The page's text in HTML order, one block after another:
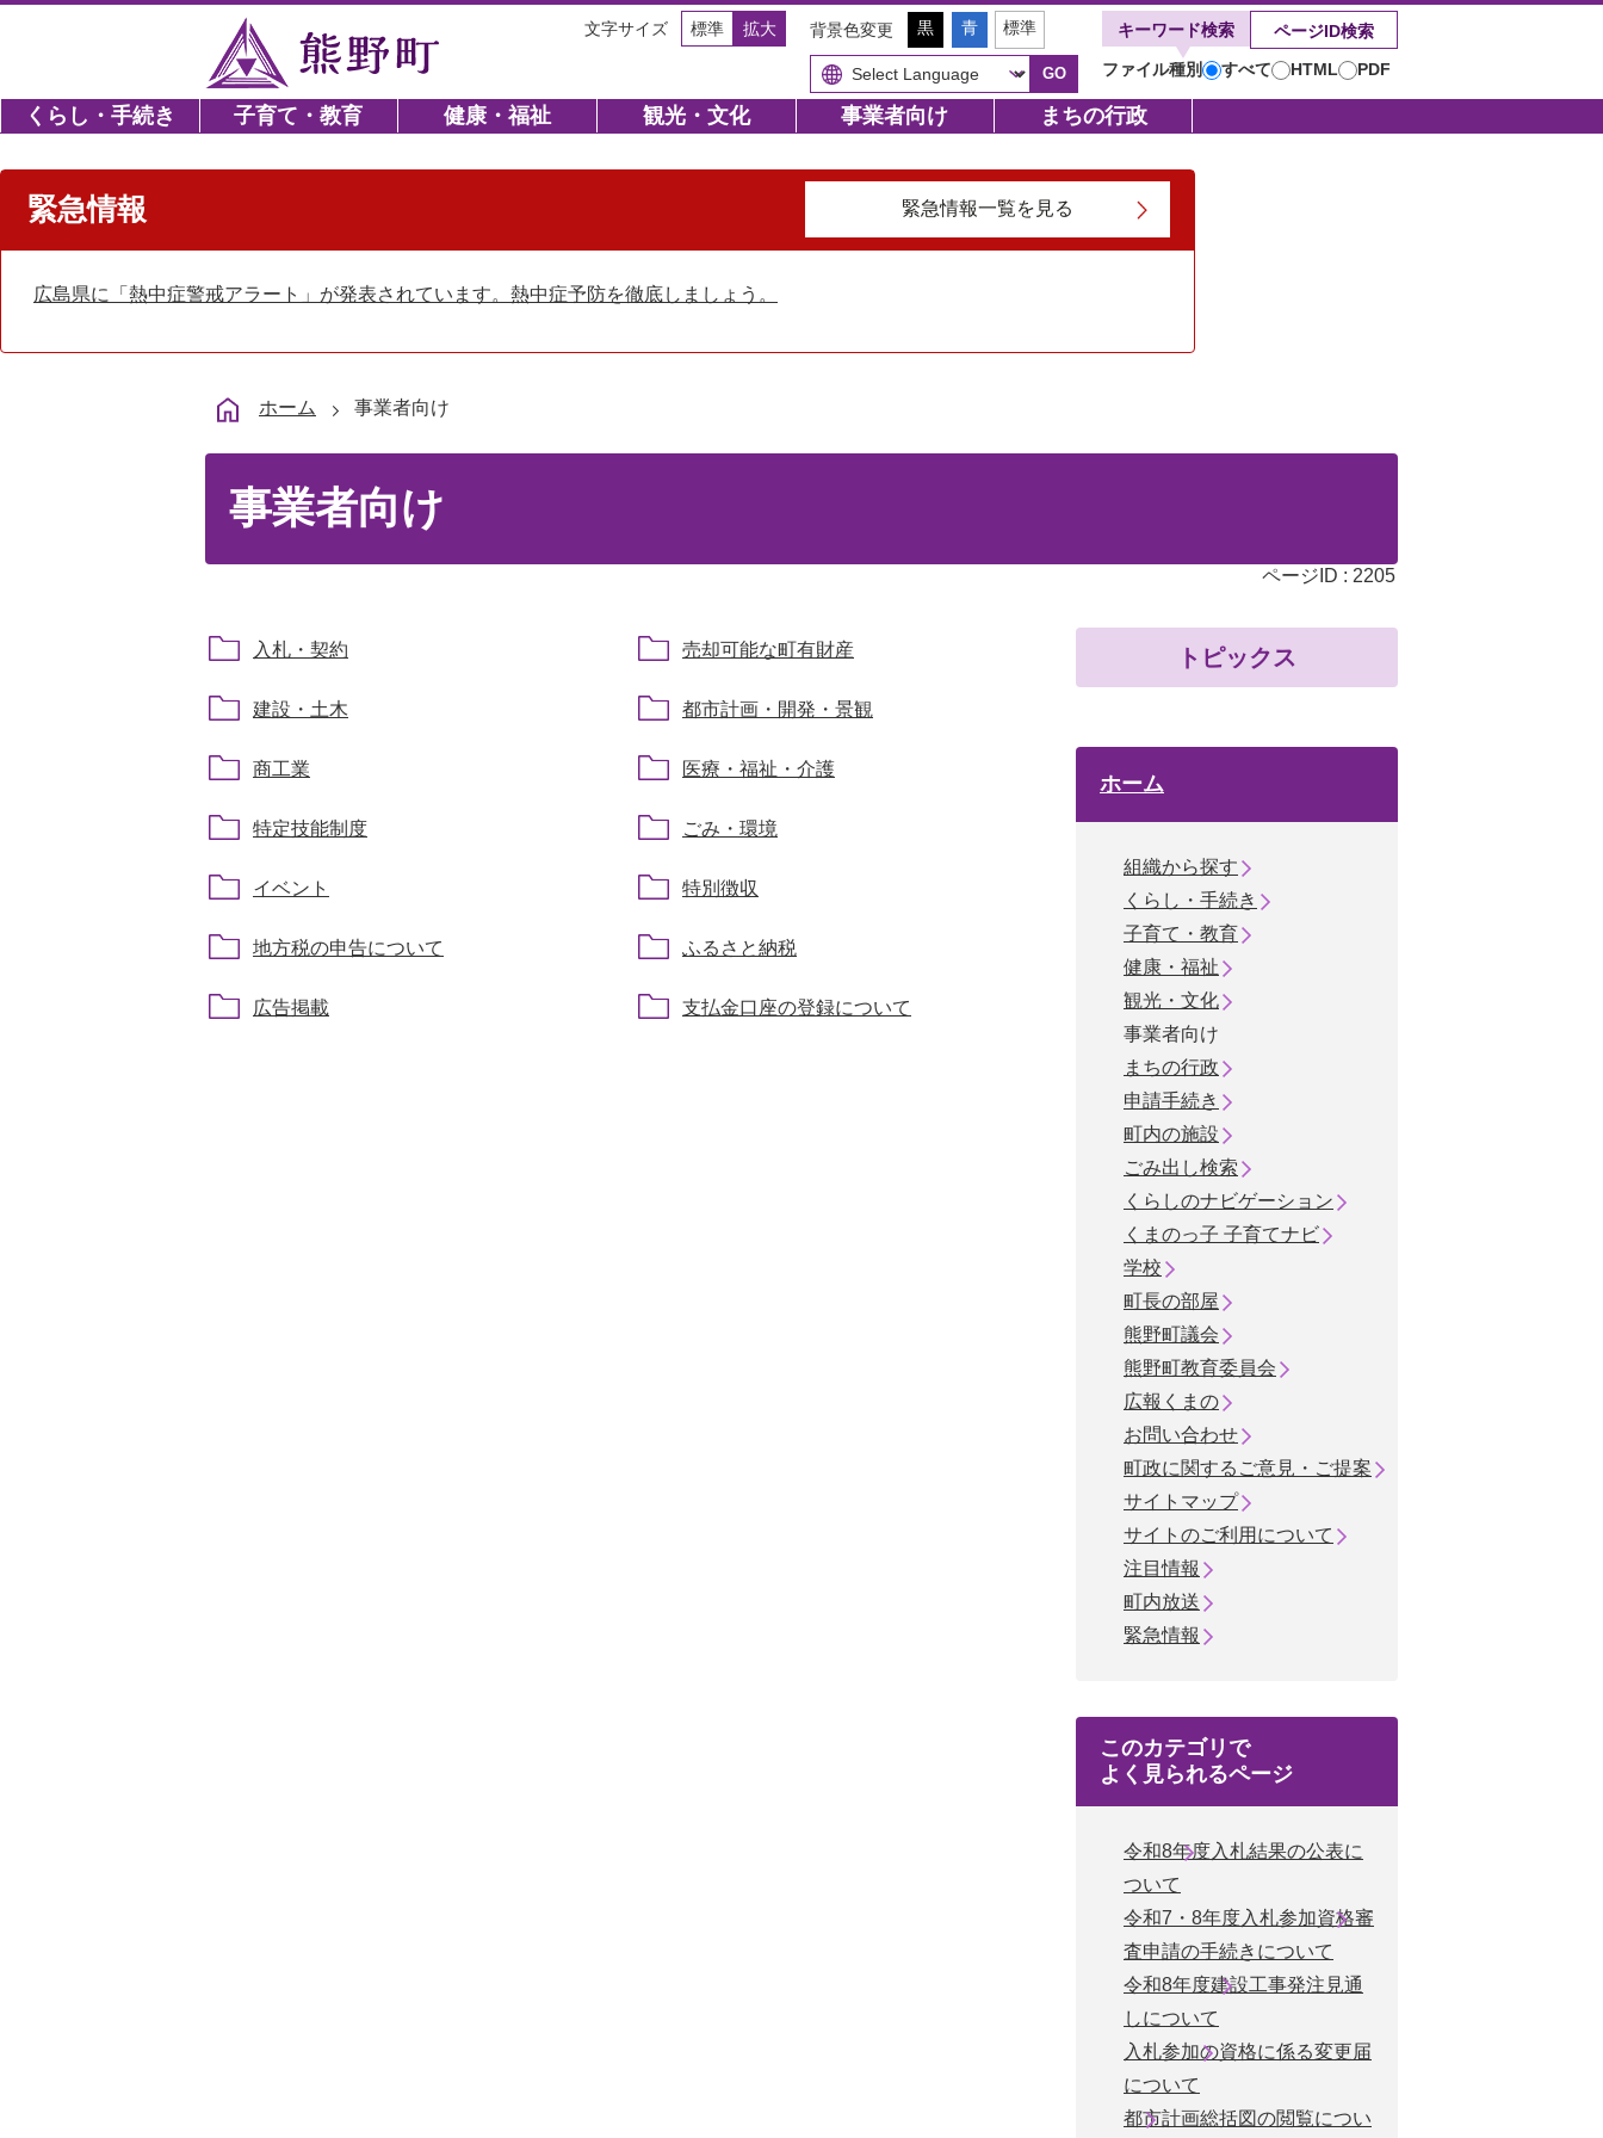
文字サイズ
標準
期
状
拡大
期
状
態
背景色変更 黒
色
を
黒
色
に
青
色
を
青
標準
色
を
元
に
戻
GO
キーワード検索 ページID検索
キ
ー
ー
検
ファイル種別 すべて HTML PDF
くらし・手続き 子育て・教育 健康・福祉 観光・文化 事業者向け まちの行政
緊急情報 緊急情報一覧を見る
広島県に「熱中症警戒アラート」が発表されています。熱中症予防を徹底しましょう。
ホーム 事業者向け
事業者向け
ページID : 2205
入札・契約 売却可能な町有財産
建設・土木 都市計画・開発・景観
商工業 医療・福祉・介護
特定技能制度 ごみ・環境
イベント 特別徴収
地方税の申告について ふるさと納税
広告掲載 支払金口座の登録について
トピックス
ホーム
組織から探す
くらし・手続き
子育て・教育
健康・福祉
観光・文化
事業者向け
まちの行政
申請手続き
町内の施設
ごみ出し検索
くらしのナビゲーション
くまのっ子 子育てナビ
学校
町長の部屋
熊野町議会
熊野町教育委員会
広報くまの
お問い合わせ
町政に関するご意見・ご提案
サイトマップ
サイトのご利用について
注目情報
町内放送
緊急情報
このカテゴリで
よく見られるページ
令和8年度入札結果の公表に
ついて
令和7・8年度入札参加資格審
査申請の手続きについて
令和8年度建設工事発注見通
しについて
入札参加の資格に係る変更届
について
都市計画総括図の閲覧につい